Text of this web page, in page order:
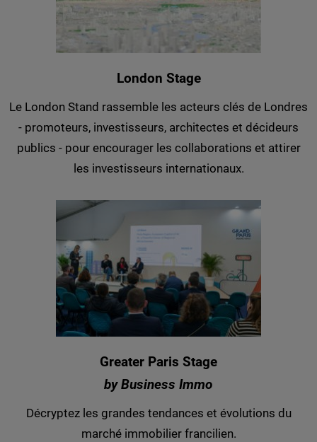
London Stage
Le London Stand rassemble les acteurs clés de Londres
- promoteurs, investisseurs, architectes et décideurs
publics - pour encourager les collaborations et attirer
les investisseurs internationaux.
Greater Paris Stage
by Business Immo
Décryptez les grandes tendances et évolutions du
marché immobilier francilien.